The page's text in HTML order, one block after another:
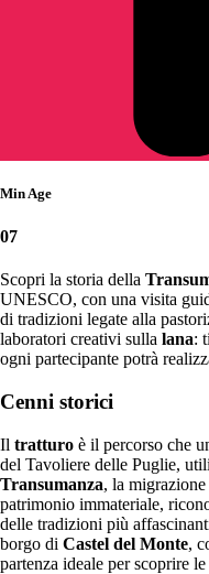
Min Age
07
Scopri la storia della
UNESCO, con una visita
di tradizioni legate alla
laboratori creativi sulla lana:
ogni partecipante potrà
Cenni storici
Il tratturo è il percorso che
del Tavoliere delle Puglie,
Transumanza, la
patrimonio immateriale,
delle tradizioni più
borgo di Castel del Monte,
partenza ideale per scoprire